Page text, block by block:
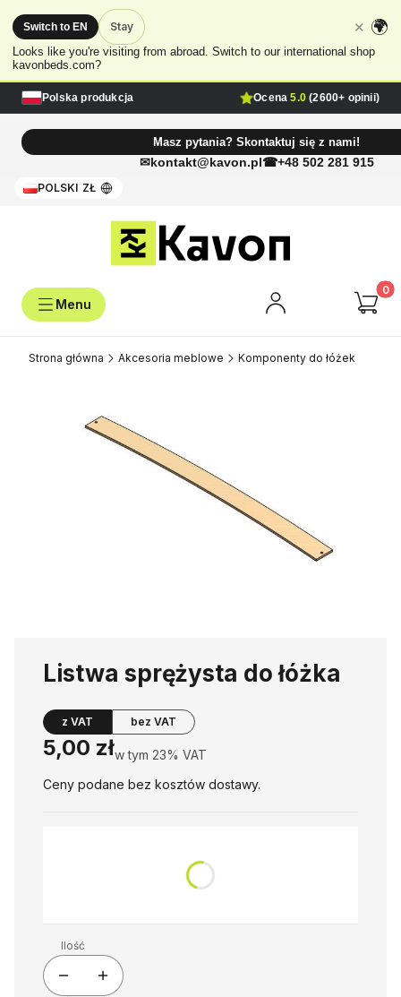
🌍
Looks like you're visiting from abroad. Switch to our international shop
kavonbeds.com?
Switch to EN Stay ✕
Polska produkcja Ocena5.0 (2600+ opinii)
Masz pytania? Skontaktuj się z nami!
kontakt@kavon.pl +48 502 281 915
POLSKI ZŁ
Strona główna Akcesoria meblowe Komponenty do łóżek
Listwa sprężysta do łóżka
z VAT bez VAT
Cena
5,00 złw tym 23% VAT
w tym 23% VAT
Ceny podane bez kosztów dostawy.
Ilość